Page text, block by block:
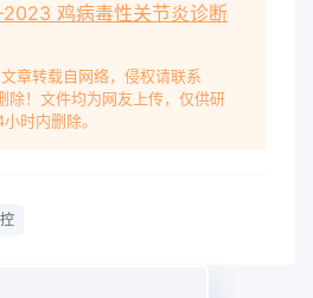
鸡病毒性关节炎诊断
章转载自网络，侵权请联系
！文件均为网友上传，仅供研
时内删除。